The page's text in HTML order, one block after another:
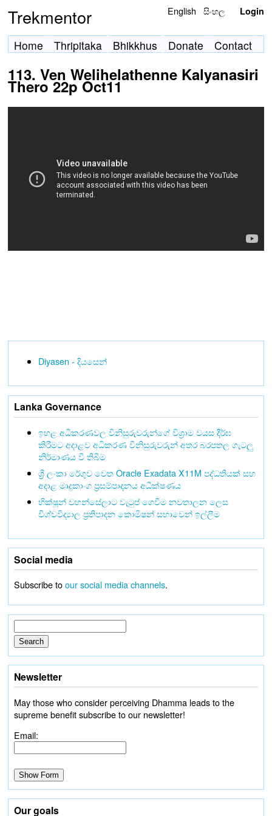
Trekmentor English සිංහල Login
Home Thripitaka Bhikkhus Donate Contact
113. Ven Welihelathenne Kalyanasiri
Thero 22p Oct11
Diyasen - දියසෙන්
Lanka Governance
ඉහළ අධිකරණවල විනිසුරුවරුන්ගේ විශ්‍රාම වයස දීර්ඝ
කිරීමට අදාළව අධිකරණ විනිසුරුවරුන් අතර බරපතල ගැටලු
නිර්මාණය වී තිබීම
ශ්‍රී ලංකා රේගුව වෙත Oracle Exadata X11M පද්ධතියක් සහ
අදාළ මෘදුකාංග ප්‍රසම්පාදනය අධීක්ෂණය
භික්ෂූන් වහන්සේලාට වැටුප් ගෙවීම නවතාලන ලෙස
විශ්වවිද්‍යාල ප්‍රතිපාදන කොමිෂන් සභාවෙන් ඉල්ලීම
Social media
Subscribe toour social media channels.
Newsletter
May those who consider perceiving Dhamma leads to the
supreme benefit subscribe to our newsletter!
Email:
Our goals